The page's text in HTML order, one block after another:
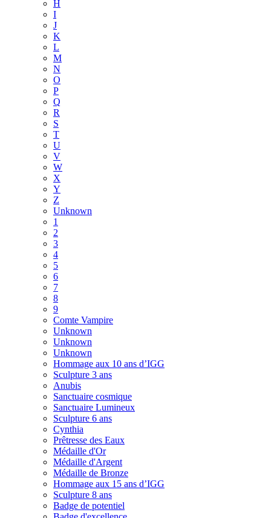
H
I
J
K
L
M
N
O
P
Q
R
S
T
U
V
W
X
Y
Z
Unknown
1
2
3
4
5
6
7
8
9
Comte Vampire
Unknown
Unknown
Unknown
Hommage aux 10 ans d’IGG
Sculpture 3 ans
Anubis
Sanctuaire cosmique
Sanctuaire Lumineux
Sculpture 6 ans
Cynthia
Prêtresse des Eaux
Médaille d'Or
Médaille d'Argent
Médaille de Bronze
Hommage aux 15 ans d’IGG
Sculpture 8 ans
Badge de potentiel